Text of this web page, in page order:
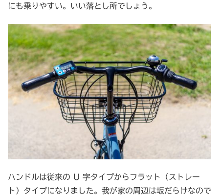
にも乗りやすい。いい落とし所でしょう。
ハンドルは従来の U 字タイプからフラット（ストレー
ト）タイプになりました。我が家の周辺は坂だらけなので